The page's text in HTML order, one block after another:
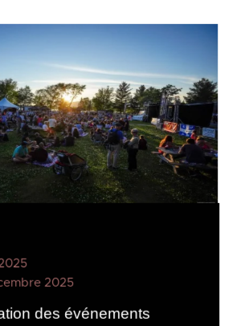
2025
des événements